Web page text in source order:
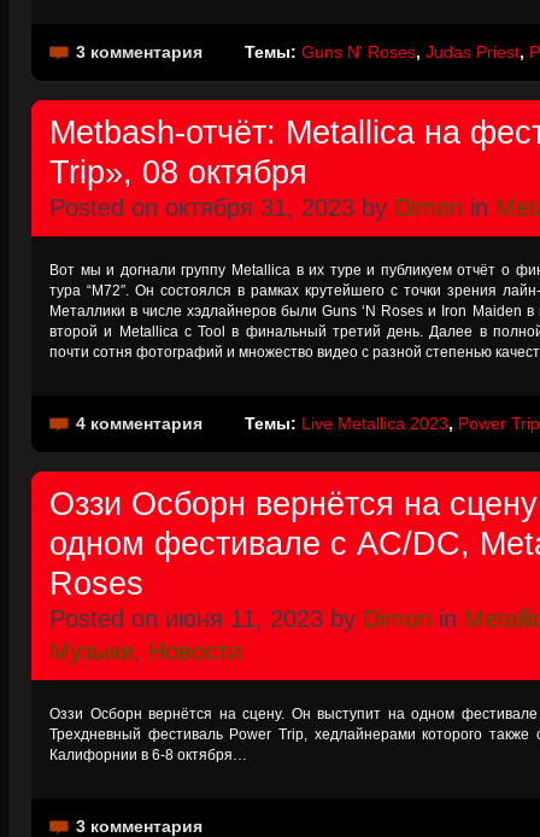
3 комментария Темы: Guns N' Roses, Judas Priest,
Metbash-отчёт: Metallica на
Trip», 08 октября
Posted on октября 31, 2023 by Dimon in
Вот мы и догнали группу Metallica в их туре и публикуем отчёт о
тура “M72″. Он состоялся в рамках крутейшего с точки зрения
Металлики в числе хэдлайнеров были Guns ‘N Roses и Iron Maiden
второй и Metallica с Tool в финальный третий день. Далее в
почти сотня фотографий и множество видео с разной степенью
4 комментария Темы: Live Metallica 2023, Power
Оззи Осборн вернётся на
одном фестивале с AC/DC,
Roses
Posted on июня 11, 2023 by Dimon in
Музыки, Новости
Оззи Осборн вернётся на сцену. Он выступит на одном
Трехдневный фестиваль Power Trip, хедлайнерами которого
Калифорнии в 6-8 октября…
3 комментария